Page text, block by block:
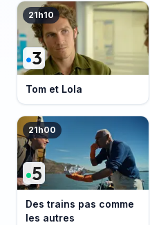
21h10
Tom et Lola
21h00
Des trains pas comme
les autres